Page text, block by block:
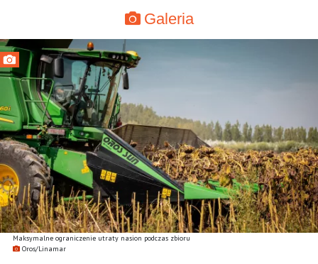
Maksymalne ograniczenie utraty nasion podczas zbioru
Oros/Linamar
Galeria